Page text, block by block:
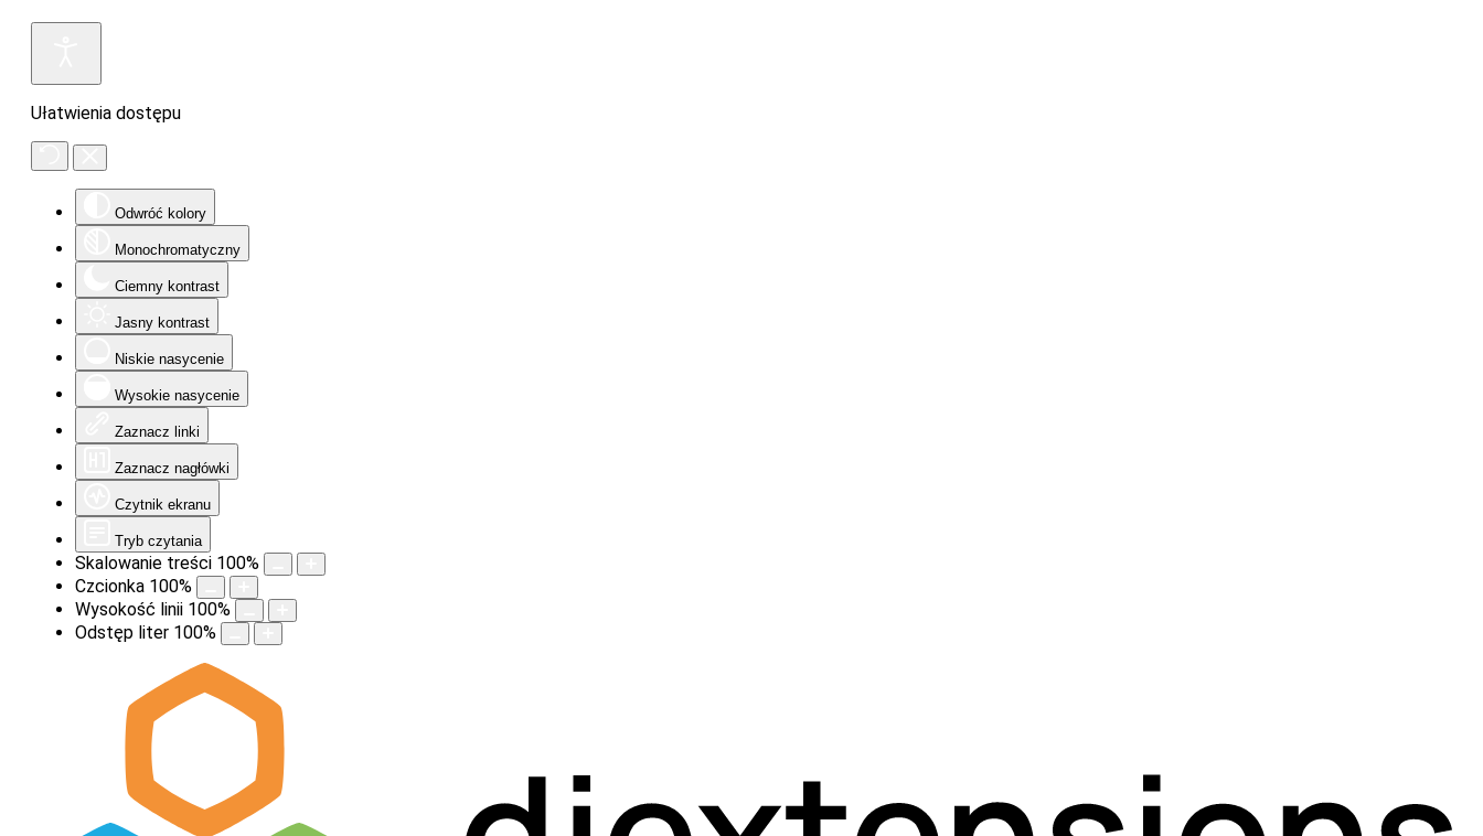
Ułatwienia dostępu
Odwróć kolory
Monochromatyczny
Ciemny kontrast
Jasny kontrast
Niskie nasycenie
Wysokie nasycenie
Zaznacz linki
Zaznacz nagłówki
Czytnik ekranu
Tryb czytania
Skalowanie treści 100%
Czcionka 100%
Wysokość linii 100%
Odstęp liter 100%